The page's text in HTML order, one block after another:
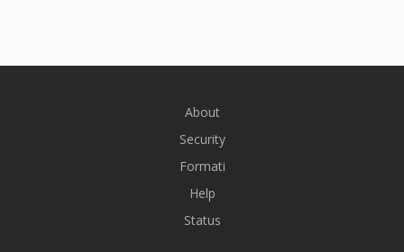
About
Security
Formati
Help
Status